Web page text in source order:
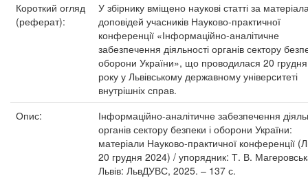
Короткий огляд
(реферат):
У збірнику вміщено наукові статті за
доповідей учасників Науково-практичної
конференції «Інформаційно-аналітичне
забезпечення діяльності органів сектору
оборони України», що проводилася 20
року у Львівському державному університеті
внутрішніх справ.
Опис:
Інформаційно-аналітичне забезпечення
органів сектору безпеки і оборони України:
матеріали Науково-практичної конференції
20 грудня 2024) / упорядник: Т. В.
Львів: ЛьвДУВС, 2025. – 137 с.